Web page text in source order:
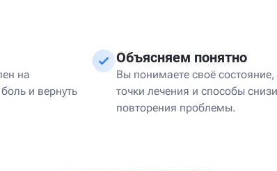
на
и вернуть
Объясняем понятно
Вы понимаете своё
точки лечения и способы
повторения проблемы.